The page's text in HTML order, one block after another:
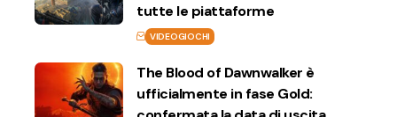
tutte le piattaforme
VIDEOGIOCHI
The Blood of Dawnwalker è
ufficialmente in fase Gold: